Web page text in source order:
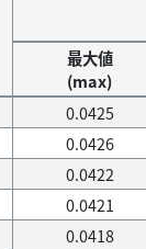
最大値
(max)
0.0425
0.0426
0.0422
0.0421
0.0418